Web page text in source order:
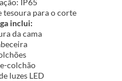
tesoura para o corte
inclui:
da cama
colchão
luzes LED